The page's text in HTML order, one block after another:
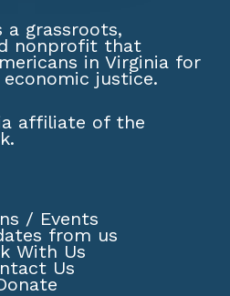
a grassroots,
nonprofit that
in Virginia for
justice.
affiliate of the
.
/ Events
from us
With Us
Us